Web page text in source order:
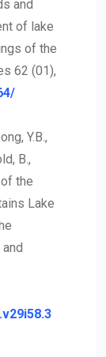
and
of lake
of the
62 (01),
Y.B.,
B.,
the
Lake